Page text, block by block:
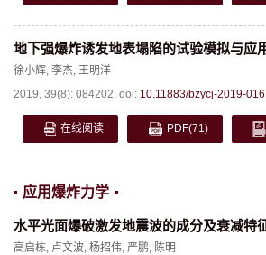
地下强爆炸诱发地表塌陷的试验模拟与应
徐小辉, 李杰, 王明洋
2019, 39(8): 084202. doi: 10.11883/bzycj-2019-
在线阅读 PDF(71)
应用爆炸力学
水平光面爆破激发地震波的成分及衰减特
高启栋, 卢文波, 杨招伟, 严鹏, 陈明